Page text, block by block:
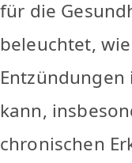
für die
beleuchtet,
kann,
chronischen